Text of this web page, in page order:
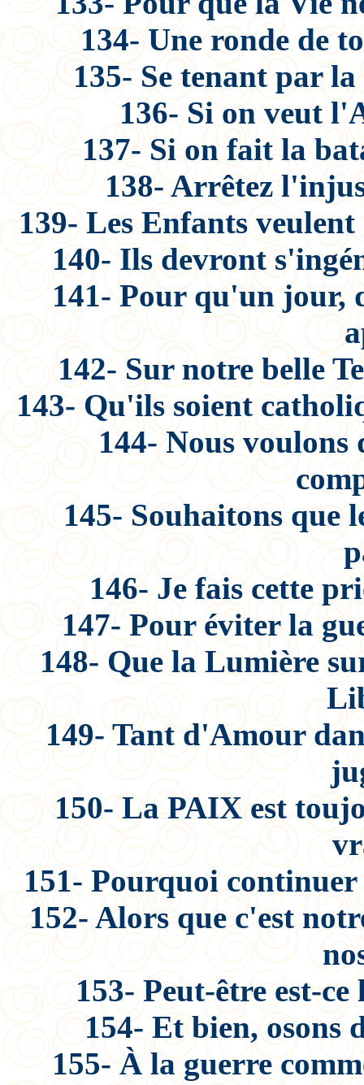
134- Une ronde de
135- Se tenant par
136- Si on veut
137- Si on fait la
138- Arrêtez
139- Les Enfants
140- Ils devront
141- Pour qu'un jour,
142- Sur notre belle
143- Qu'ils soient
144- Nous
145- Souhaitons que
146- Je fais cette
147- Pour éviter la
148- Que la Lumière
149- Tant d'Amour
150- La PAIX est
151- Pourquoi
152- Alors que c'est
153- Peut-être est-
154- Et bien, osons
155- À la guerre